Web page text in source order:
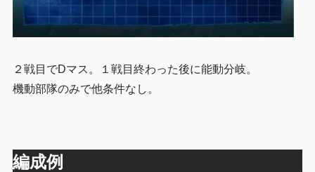
２戦目でDマス。１戦目終わった後に能動分岐。
機動部隊のみで他条件なし。
編成例